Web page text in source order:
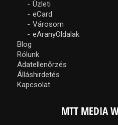
Üzleti
eCard
Városom
eAranyOldalak
Blog
Rólunk
Adatellenőrzés
Álláshirdetés
Kapcsolat
MTT MEDIA